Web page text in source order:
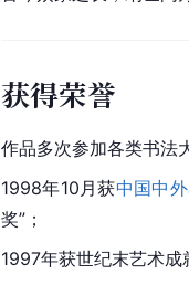
获得荣誉
作品多次参加各类书法
1998年10月获中国中
奖”；
1997年获世纪末艺术成